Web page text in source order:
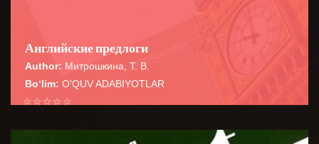
Английские предлоги
Author: Митрошкина, Т. В.
Bo‘lim: O'QUV ADABIYOTLAR
☆
☆
☆
☆
☆
Справочник содержит сведения о наиболее